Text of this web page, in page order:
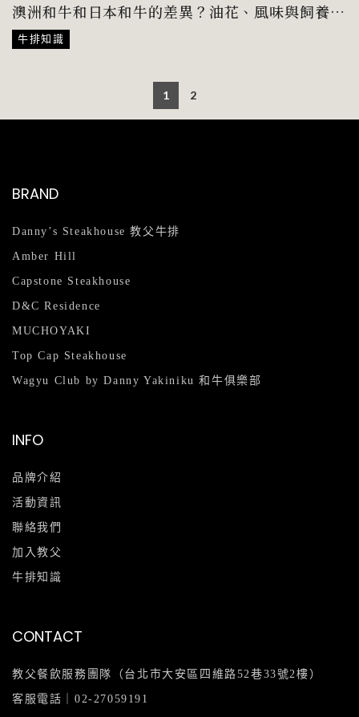
牛排知識
澳洲和牛和日本和牛的差異？油花、風味與飼養方
式全解析！
1 2
BRAND
Danny’s Steakhouse 教父牛排
Amber Hill
Capstone Steakhouse
D&C Residence
MUCHOYAKI
Top Cap Steakhouse
Wagyu Club by Danny Yakiniku 和牛俱樂部
INFO
品牌介紹
活動資訊
聯絡我們
加入教父
牛排知識
CONTACT
教父餐飲服務團隊（台北市大安區四維路52巷33號2樓）
客服電話｜ 02-27059191